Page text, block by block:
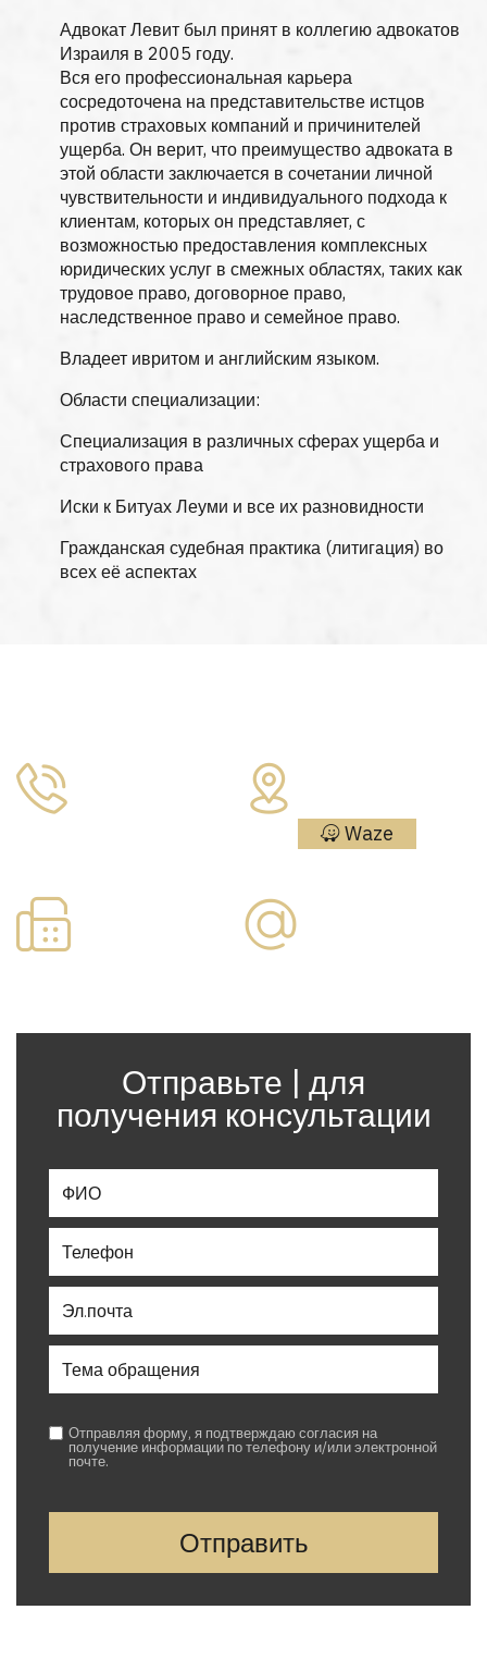
Адвокат Левит был принят в коллегию адвокатов
Израиля в 2005 году.
Вся его профессиональная карьера
сосредоточена на представительстве истцов
против страховых компаний и причинителей
ущерба. Он верит, что преимущество адвоката в
этой области заключается в сочетании личной
чувствительности и индивидуального подхода к
клиентам, которых он представляет, с
возможностью предоставления комплексных
юридических услуг в смежных областях, таких как
трудовое право, договорное право,
наследственное право и семейное право.
Владеет ивритом и английским языком.
Области специализации:
Специализация в различных сферах ущерба и
страхового права
Иски к Битуах Леуми и все их разновидности
Гражданская судебная практика (литигaция) во
всех её аспектах
Waze
Отправьте | для
получения консультации
Отправляя форму, я подтверждаю согласия на
получение информации по телефону и/или электронной
почте.